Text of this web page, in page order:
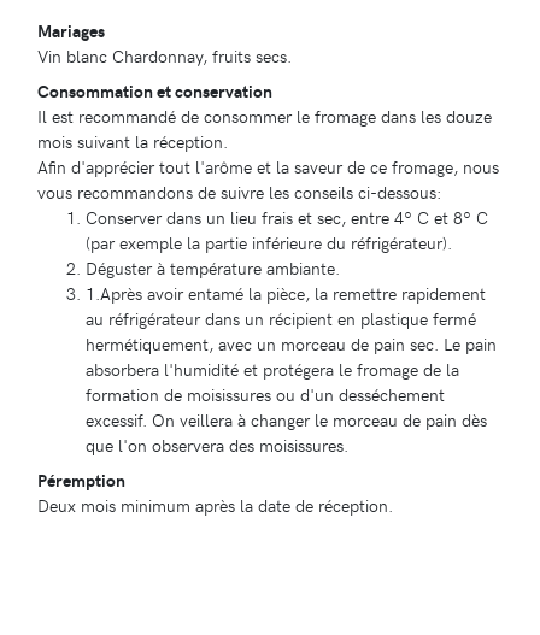
Mariages
Vin blanc Chardonnay, fruits secs.
Consommation et conservation
Il est recommandé de consommer le fromage dans les douze
mois suivant la réception.
Afin d'apprécier tout l'arôme et la saveur de ce fromage, nous
vous recommandons de suivre les conseils ci-dessous:
Conserver dans un lieu frais et sec, entre 4º C et 8º C
(par exemple la partie inférieure du réfrigérateur).
Déguster à température ambiante.
1.Après avoir entamé la pièce, la remettre rapidement
au réfrigérateur dans un récipient en plastique fermé
hermétiquement, avec un morceau de pain sec. Le pain
absorbera l'humidité et protégera le fromage de la
formation de moisissures ou d'un desséchement
excessif. On veillera à changer le morceau de pain dès
que l'on observera des moisissures.
Péremption
Deux mois minimum après la date de réception.